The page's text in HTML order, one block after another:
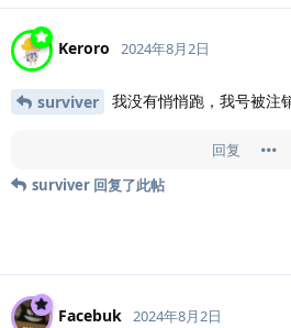
Keroro 2024年8月2日
surviver 我没有悄悄跑，我号被注
回复
surviver 回复了此帖
Facebuk 2024年8月2日